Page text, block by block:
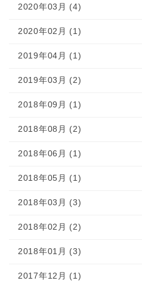
2020年03月 (4)
2020年02月 (1)
2019年04月 (1)
2019年03月 (2)
2018年09月 (1)
2018年08月 (2)
2018年06月 (1)
2018年05月 (1)
2018年03月 (3)
2018年02月 (2)
2018年01月 (3)
2017年12月 (1)